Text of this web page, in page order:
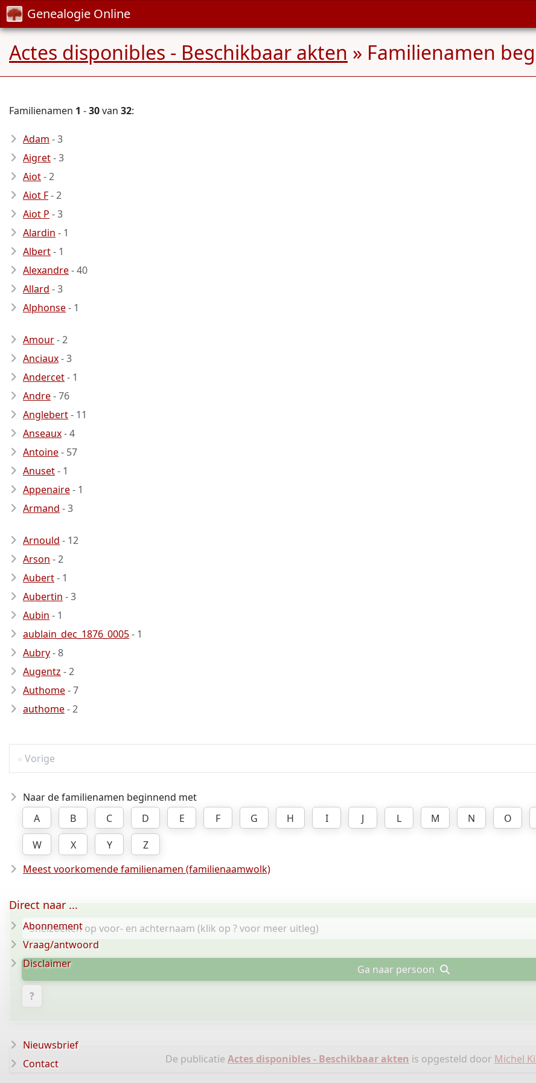
Genealogie Online
Actes disponibles - Beschikbaar akten » Familienamen
Familienamen 1 -30van 32:
Adam - 3
Aigret- 3
Aiot- 2
Aiot F- 2
Aiot P - 3
Alardin - 1
Albert- 1
Alexandre- 40
Allard - 3
Alphonse- 1
Amour- 2
Anciaux- 3
Andercet- 1
Andre- 76
Anglebert- 11
Anseaux- 4
Antoine- 57
Anuset- 1
Appenaire- 1
Armand - 3
Arnould - 12
Arson - 2
Aubert- 1
Aubertin - 3
Aubin - 1
aublain_dec_1876_0005- 1
Aubry- 8
Augentz - 2
Authome- 7
authome- 2
Vorige
Naar de familienamen beginnend met
A
B C D E F G H I J L M N O
W
X Y
Z
Meest voorkomende familienamen (familienaamwolk)
Ga naar persoon
?
De publicatie Actes disponibles - Beschikbaar akten is opgesteld door Michel
Direct naar ...
Abonnement
Vraag/antwoord
Disclaimer
Nieuwsbrief
Contact